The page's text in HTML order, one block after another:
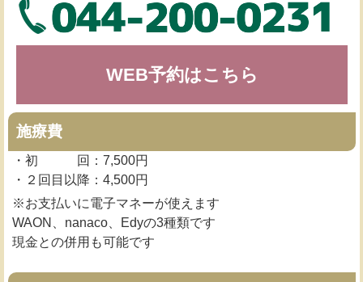
WEB予約はこちら
施療費
・初 回：7,500円
・２回目以降：4,500円
※お支払いに電子マネーが使えます
WAON、nanaco、Edyの3種類です
現金との併用も可能です